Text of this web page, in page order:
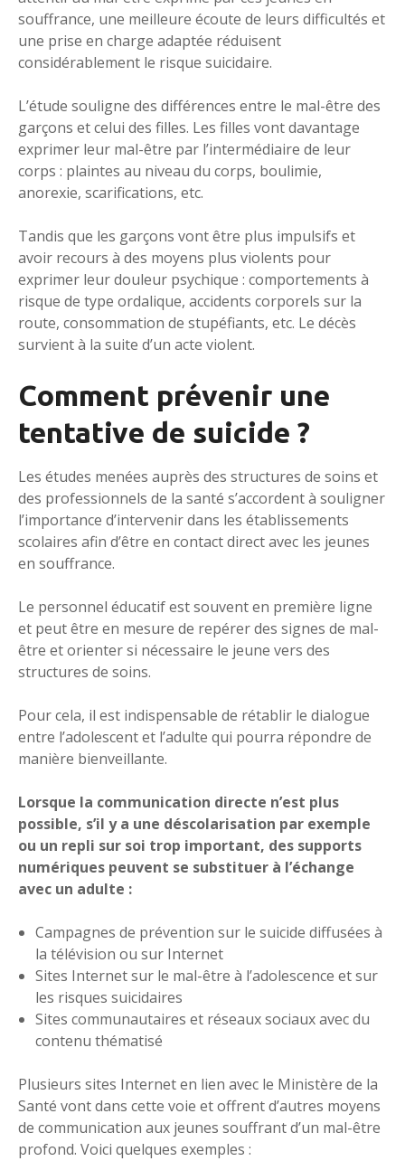
souffrance, une meilleure écoute de leurs difficultés et
une prise en charge adaptée réduisent
considérablement le risque suicidaire.
L’étude souligne des différences entre le mal-être des
garçons et celui des filles. Les filles vont davantage
exprimer leur mal-être par l’intermédiaire de leur
corps : plaintes au niveau du corps, boulimie,
anorexie, scarifications, etc.
Tandis que les garçons vont être plus impulsifs et
avoir recours à des moyens plus violents pour
exprimer leur douleur psychique : comportements à
risque de type ordalique, accidents corporels sur la
route, consommation de stupéfiants, etc. Le décès
survient à la suite d’un acte violent.
Comment prévenir une
tentative de suicide ?
Les études menées auprès des structures de soins et
des professionnels de la santé s’accordent à souligner
l’importance d’intervenir dans les établissements
scolaires afin d’être en contact direct avec les jeunes
en souffrance.
Le personnel éducatif est souvent en première ligne
et peut être en mesure de repérer des signes de mal-
être et orienter si nécessaire le jeune vers des
structures de soins.
Pour cela, il est indispensable de rétablir le dialogue
entre l’adolescent et l’adulte qui pourra répondre de
manière bienveillante.
Lorsque la communication directe n’est plus
possible, s’il y a une déscolarisation par exemple
ou un repli sur soi trop important, des supports
numériques peuvent se substituer à l’échange
avec un adulte :
Campagnes de prévention sur le suicide diffusées à
la télévision ou sur Internet
Sites Internet sur le mal-être à l’adolescence et sur
les risques suicidaires
Sites communautaires et réseaux sociaux avec du
contenu thématisé
Plusieurs sites Internet en lien avec le Ministère de la
Santé vont dans cette voie et offrent d’autres moyens
de communication aux jeunes souffrant d’un mal-être
profond. Voici quelques exemples :